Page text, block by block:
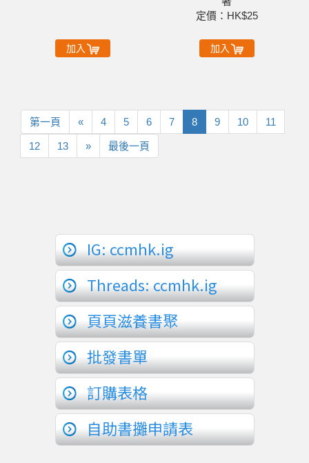
加入
定價：HK$25
加入
第一頁
一
頁
«上
一
頁
4 5 6 7 8 9 10 11
12 13 »下
一
最後一頁
後
IG: ccmhk.ig
Threads: ccmhk.ig
頁頁滋養書聚
批發書單
訂購表格
自助書攤申請表